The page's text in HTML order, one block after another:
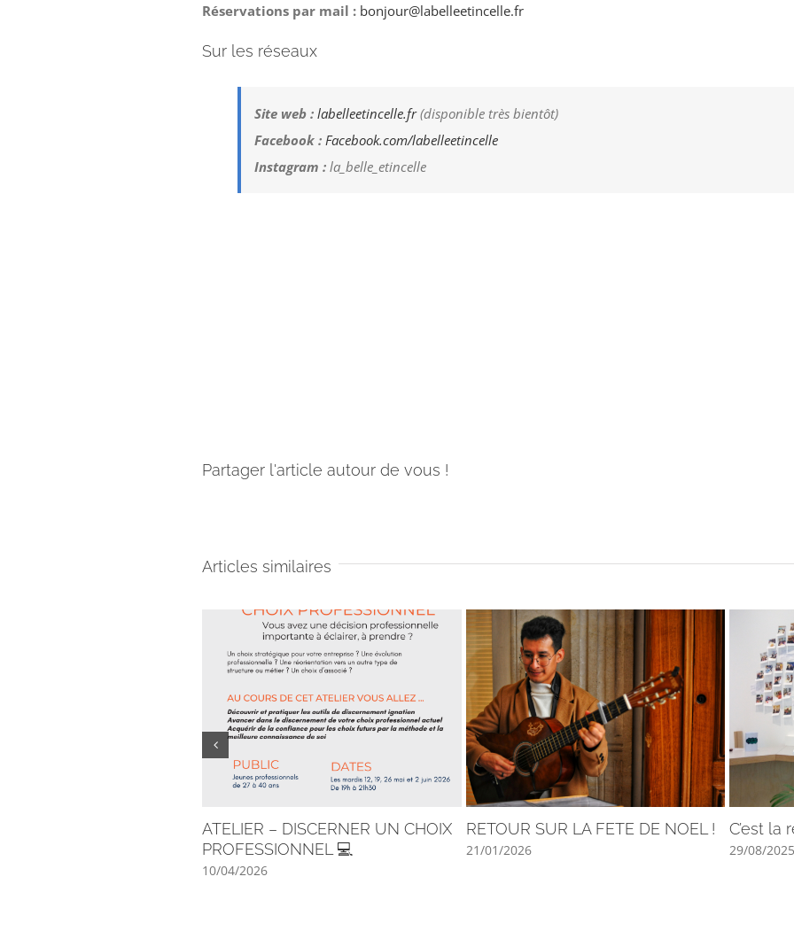
Réservations par mail : bonjour@labelleetincelle.fr
Sur les réseaux
Site web : labelleetincelle.fr (disponible très bientôt)
Facebook : Facebook.com/labelleetincelle
Instagram :la_belle_etincelle
Partager l'article autour de vous !
Articles similaires
ATELIER – DISCERNER UN CHOIX
PROFESSIONNEL 💻
10/04/2026
RETOUR SUR LA FETE DE NOEL !
21/01/2026
C’est la
29/08/2025